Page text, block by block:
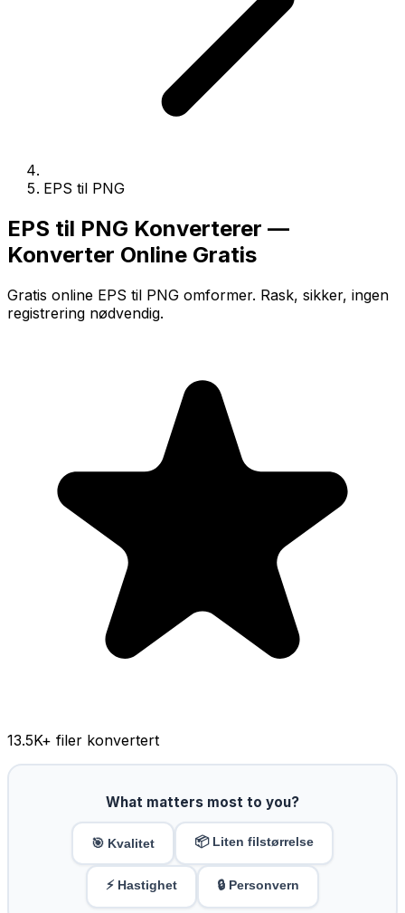
EPS til PNG
EPS til PNG Konverterer —
Konverter Online Gratis
Gratis online EPS til PNG omformer. Rask, sikker, ingen
registrering nødvendig.
13.5K+ filer konvertert
What matters most to you?
🎯 Kvalitet 📦 Liten filstørrelse
⚡ Hastighet 🔒 Personvern